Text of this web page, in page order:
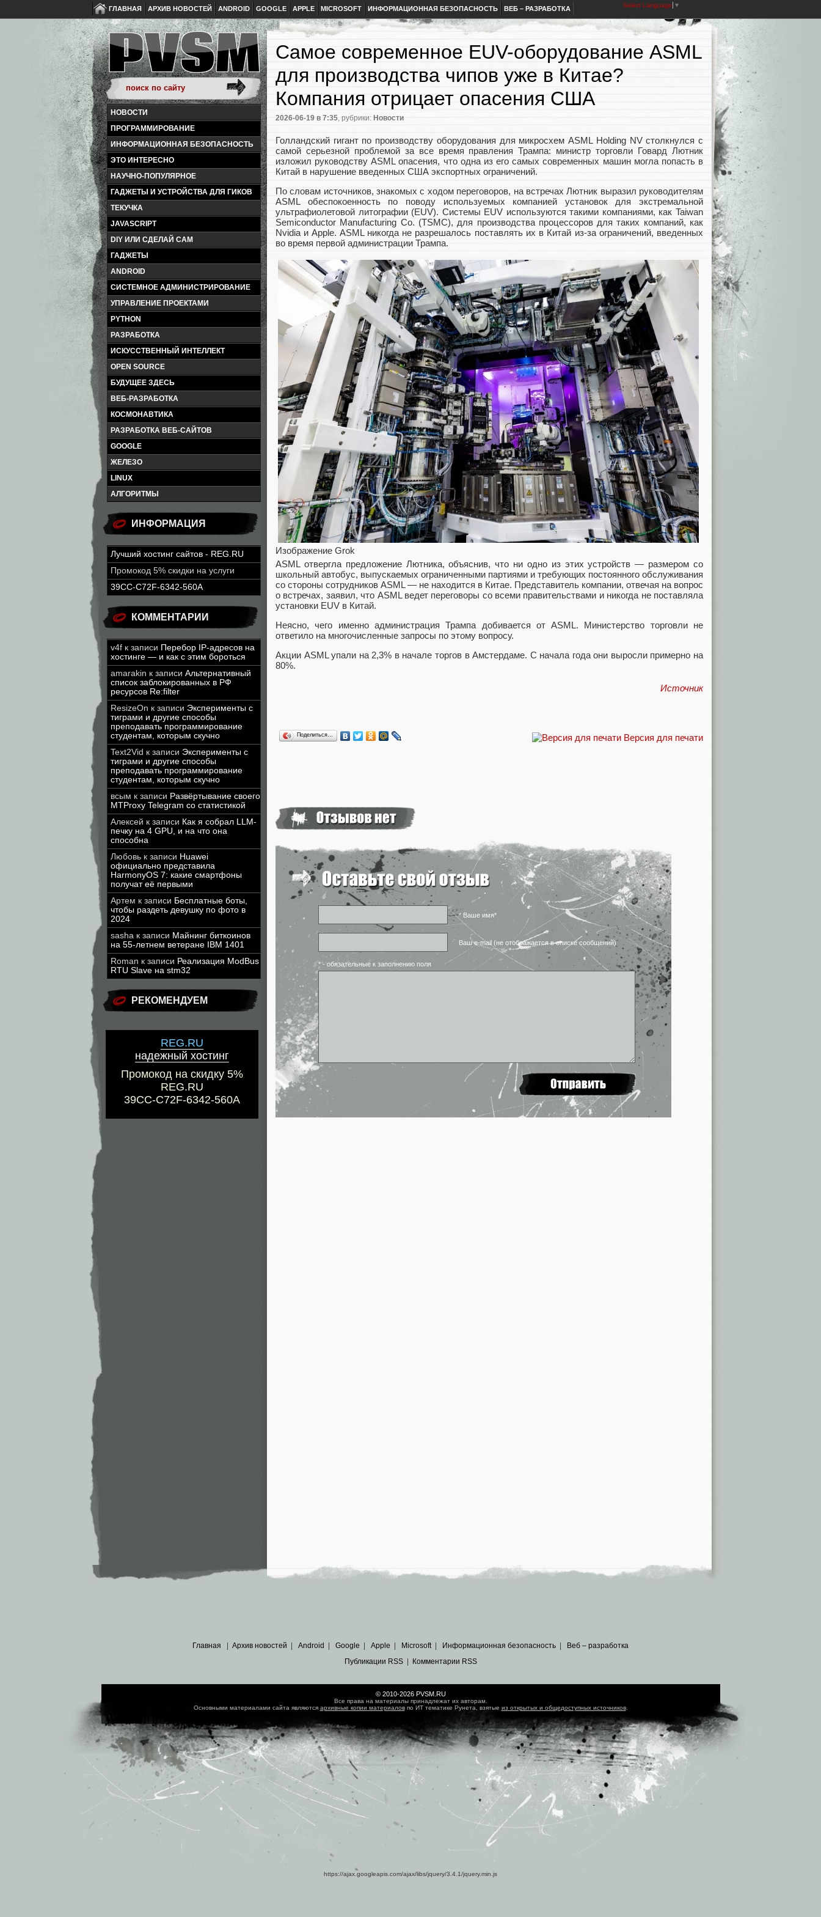
ГЛАВНАЯ АРХИВ НОВОСТЕЙ ANDROID GOOGLE APPLE MICROSOFT ИНФОРМАЦИОННАЯ БЕЗОПАСНОСТЬ ВЕБ – РАЗРАБОТКА Select Language ▼
НОВОСТИ
ПРОГРАММИРОВАНИЕ
ИНФОРМАЦИОННАЯ БЕЗОПАСНОСТЬ
ЭТО ИНТЕРЕСНО
НАУЧНО-ПОПУЛЯРНОЕ
ГАДЖЕТЫ И УСТРОЙСТВА ДЛЯ ГИКОВ
ТЕКУЧКА
JAVASCRIPT
DIY ИЛИ СДЕЛАЙ САМ
ГАДЖЕТЫ
ANDROID
СИСТЕМНОЕ АДМИНИСТРИРОВАНИЕ
УПРАВЛЕНИЕ ПРОЕКТАМИ
PYTHON
РАЗРАБОТКА
ИСКУССТВЕННЫЙ ИНТЕЛЛЕКТ
OPEN SOURCE
БУДУЩЕЕ ЗДЕСЬ
ВЕБ-РАЗРАБОТКА
КОСМОНАВТИКА
РАЗРАБОТКА ВЕБ-САЙТОВ
GOOGLE
ЖЕЛЕЗО
LINUX
АЛГОРИТМЫ
ИНФОРМАЦИЯ
Лучший хостинг сайтов - REG.RU
Промокод 5% скидки на услуги
39CC-C72F-6342-560A
КОММЕНТАРИИ
v4f к записи Перебор IP-адресов на
хостинге — и как с этим бороться
amarakin к записи Альтернативный
список заблокированных в РФ
ресурсов Re:filter
ResizeOn к записи Эксперименты с
тиграми и другие способы
преподавать программирование
студентам, которым скучно
Text2Vid к записи Эксперименты с
тиграми и другие способы
преподавать программирование
студентам, которым скучно
всым к записи Развёртывание своего
MTProxy Telegram со статистикой
Алексей к записи Как я собрал LLM-
печку на 4 GPU, и на что она
способна
Любовь к записи Huawei
официально представила
HarmonyOS 7: какие смартфоны
получат её первыми
Артем к записи Бесплатные боты,
чтобы раздеть девушку по фото в
2024
sasha к записи Майнинг биткоинов
на 55-летнем ветеране IBM 1401
Roman к записи Реализация ModBus
RTU Slave на stm32
РЕКОМЕНДУЕМ
REG.RU
надежный хостинг
Промокод на скидку 5%
REG.RU
39CC-C72F-6342-560A
Самое современное EUV-оборудование ASML
для производства чипов уже в Китае?
Компания отрицает опасения США
2026-06-19 в 7:35, рубрики: Новости
Голландский гигант по производству оборудования для микросхем ASML Holding NV столкнулся с
самой серьезной проблемой за все время правления Трампа: министр торговли Говард Лютник
изложил руководству ASML опасения, что одна из его самых современных машин могла попасть в
Китай в нарушение введенных США экспортных ограничений.
По словам источников, знакомых с ходом переговоров, на встречах Лютник выразил руководителям
ASML обеспокоенность по поводу используемых компанией установок для экстремальной
ультрафиолетовой литографии (EUV). Системы EUV используются такими компаниями, как Taiwan
Semiconductor Manufacturing Co. (TSMC), для производства процессоров для таких компаний, как
Nvidia и Apple. ASML никогда не разрешалось поставлять их в Китай из-за ограничений, введенных
во время первой администрации Трампа.
Изображение Grok
ASML отвергла предложение Лютника, объяснив, что ни одно из этих устройств — размером со
школьный автобус, выпускаемых ограниченными партиями и требующих постоянного обслуживания
со стороны сотрудников ASML — не находится в Китае. Представитель компании, отвечая на вопрос
о встречах, заявил, что ASML ведет переговоры со всеми правительствами и никогда не поставляла
установки EUV в Китай.
Неясно, чего именно администрация Трампа добивается от ASML. Министерство торговли не
ответило на многочисленные запросы по этому вопросу.
Акции ASML упали на 2,3% в начале торгов в Амстердаме. С начала года они выросли примерно на
80%.
Источник
Версия для печати
Поделиться…
* Ваше имя*
Ваш e-mail (не отображается в списке сообщений)
* - обязательные к заполнению поля
Главная Архив новостей Android Google Apple Microsoft| Информационная безопасность
Веб – разработка
Публикации RSS| Комментарии RSS
© 2010-2026 PVSM.RU
Все права на материалы принадлежат их авторам.
Основными материалами сайта являются архивные копии материаловпо ИТ тематике Рунета, взятые из открытых и общедоступных источников.
https://ajax.googleapis.com/ajax/libs/jquery/3.4.1/jquery.min.js